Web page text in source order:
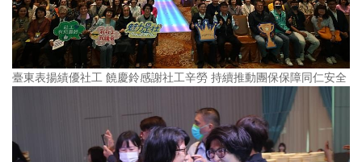
臺東表揚績優社工 饒慶鈴感謝社工辛勞 持續推動團保保障同仁安全